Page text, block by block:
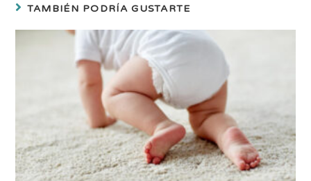
TAMBIÉN PODRÍA GUSTARTE